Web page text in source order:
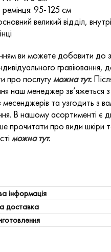
95-125 см
великий відділ,
ви можете добавити до
гравіювання,
про послугуможна тут.
наш менеджер зв’яжеться
та узгодить з
В нашому асортименті є
прочитати про види шкіри
можна тут.
інформація
доставка